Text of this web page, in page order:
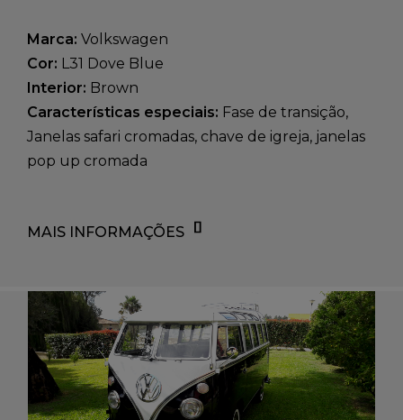
Marca: Volkswagen
Cor: L31 Dove Blue
Interior: Brown
Características especiais: Fase de transição,
Janelas safari cromadas, chave de igreja, janelas
pop up cromada
MAIS INFORMAÇÕES